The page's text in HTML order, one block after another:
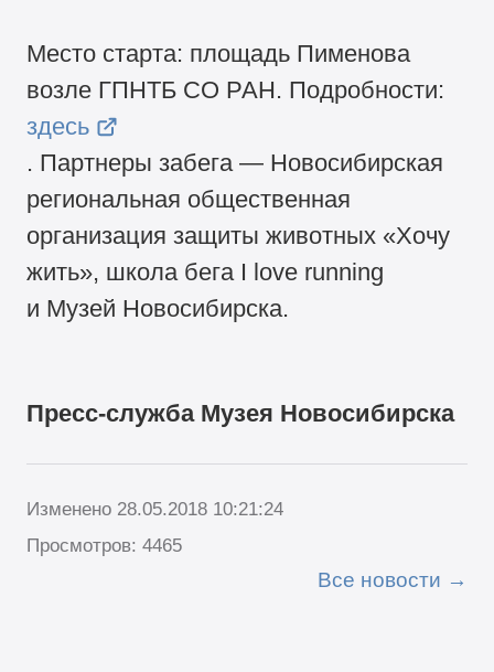
Место старта: площадь Пименова
возле ГПНТБ СО РАН. Подробности:
здесь
. Партнеры забега — Новосибирская
региональная общественная
организация защиты животных «Хочу
жить», школа бега I love running
и Музей Новосибирска.
Пресс-служба Музея Новосибирска
Изменено 28.05.2018 10:21:24
Просмотров: 4465
Все новости